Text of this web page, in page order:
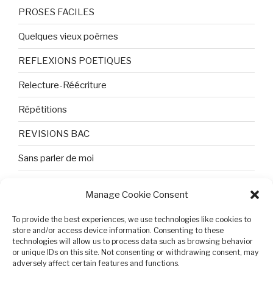
Manage Cookie Consent
To provide the best experiences, we use technologies like cookies to
store and/or access device information. Consenting to these
technologies will allow us to process data such as browsing behavior
or unique IDs on this site. Not consenting or withdrawing consent, may
adversely affect certain features and functions.
PROSES FACILES
Quelques vieux poèmes
REFLEXIONS POETIQUES
Relecture-Réécriture
Répétitions
REVISIONS BAC
Sans parler de moi
Tristesse et attente
Variable complexe